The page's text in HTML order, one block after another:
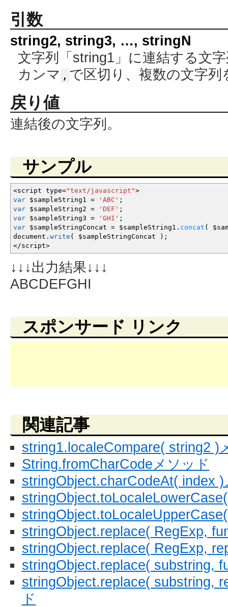
引数
string2, string3, …, stringN
文字列「string1」に連結する文
カンマ , で区切り、複数の文字列
戻り値
連結後の文字列。
サンプル
<script type="text/javascript">
var $sampleString1 = 'ABC' ;
var $sampleString2 = 'DEF' ;
var $sampleString3 = 'GHI' ;
var $sampleStringConcat = $sampleString1. concat (
document. write ( $sampleStringConcat ) ;
</script>
↓↓↓出力結果↓↓↓
ABCDEFGHI
スポンサード リンク
関連記事
string1.localeCompare( string2 )
String.fromCharCodeメソッド
stringObject.charCodeAt( index
stringObject.replace( RegExp,
stringObject.replace( RegExp,
stringObject.replace( substring,
stringObject.replace( substring,
ド